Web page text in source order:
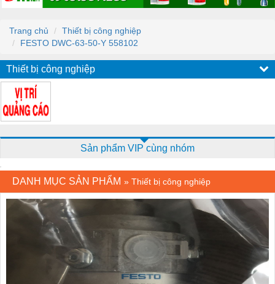
Trang chủ
Thiết bị công nghiệp
FESTO DWC-63-50-Y 558102
Thiết bị công nghiệp
Sản phẩm VIP cùng nhóm
DANH MỤC SẢN PHẨM » Thiết bị công nghiệp